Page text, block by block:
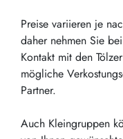
Preise variieren je
daher nehmen Sie
Kontakt mit den
mögliche
Partner.
Auch Kleingruppen